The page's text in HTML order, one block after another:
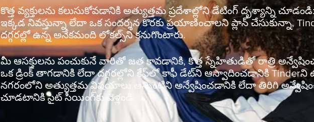
కొత్త వ్యక్తులను కలుసుకోవడానికి అత్యుత్తమ ప్రదేశాల్లోని డేటింగ్ దృశ్యాన్ని
ఇక్కడ నివస్తున్నా లేదా ఒక సందర్శన కొరకు ప్రయాణించాలని ప్లాన్ చేసుకున్నా,
దగ్గరల్లో ఉన్న అనేకమంది లోకల్స్‌ని కనుగొంటారు.
మీ ఆసక్తులను పంచుకునే వారితో జత కావడానికి, కొత్త స్నేహితుడితో రాత్రి
ఒక డ్రింక్ తాగడానికి లేదా దగ్గరల్లోని కేఫ్‌లో కాఫీ డేట్‌ని ఆస్వాదించడానికి
నగరంలోని అత్యుత్తమ విషయాలు అన్నింటిని అన్వేషించడానికి లేదా తిరిగి
చూడటానికి సైట్ సీయింగ్‌కు వెళ్లండి.